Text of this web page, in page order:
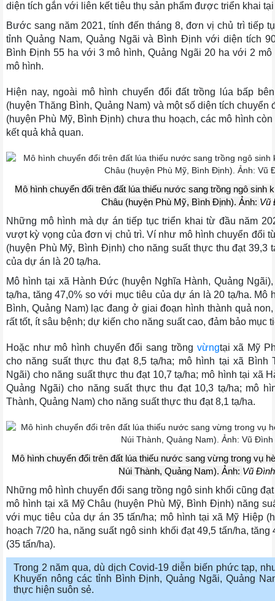
diện tích gắn với liên kết tiêu thụ sản phẩm được triển khai
Bước sang năm 2021, tính đến tháng 8, đơn vị chủ trì tiếp
tỉnh Quảng Nam, Quảng Ngãi và Bình Định với diện tích
Bình Định 55 ha với 3 mô hình, Quảng Ngãi 20 ha với 2
mô hình.
Hiện nay, ngoài mô hình chuyển đổi đất trồng lúa bấp
(huyện Thăng Bình, Quảng Nam) và một số diện tích chuyển
(huyện Phù Mỹ, Bình Định) chưa thu hoạch, các mô hình
kết quả khả quan.
Mô hình chuyển đổi trên đất lúa thiếu nước sang trồng ngô sinh
Châu (huyện Phù Mỹ, Bình Định). Ảnh: Vũ
Những mô hình mà dự án tiếp tục triển khai từ đầu năm
vượt kỳ vọng của đơn vị chủ trì. Ví như mô hình chuyển đổi
(huyện Phù Mỹ, Bình Định) cho năng suất thực thu đạt 39,3
của dự án là 20 tạ/ha.
Mô hình tại xã Hành Đức (huyện Nghĩa Hành, Quảng
tạ/ha, tăng 47,0% so với mục tiêu của dự án là 20 tạ/ha. Mô
Bình, Quảng Nam) lạc đang ở giai đoạn hình thành quả
rất tốt, ít sâu bệnh; dự kiến cho năng suất cao, đảm bảo mục
Hoặc như mô hình chuyển đổi sang trồng vừngtại xã Mỹ
cho năng suất thực thu đạt 8,5 tạ/ha; mô hình tại xã Bình
Ngãi) cho năng suất thực thu đạt 10,7 tạ/ha; mô hình tại xã
Quảng Ngãi) cho năng suất thực thu đạt 10,3 tạ/ha; mô
Thành, Quảng Nam) cho năng suất thực thu đạt 8,1 tạ/ha.
Mô hình chuyển đổi trên đất lúa thiếu nước sang vừng trong vụ
Núi Thành, Quảng Nam). Ảnh: Vũ
Những mô hình chuyển đổi sang trồng ngô sinh khối cũng
mô hình tại xã Mỹ Châu (huyện Phù Mỹ, Bình Định) năng
với mục tiêu của dự án 35 tấn/ha; mô hình tại xã Mỹ Hiệp
hoạch 7/20 ha, năng suất ngô sinh khối đạt 49,5 tấn/ha,
(35 tấn/ha).
Trong 2 năm qua, dù dịch Covid-19 diễn biến phức tạp,
Khuyến nông các tỉnh Bình Định, Quảng Ngãi, Quảng
thực hiện suôn sẻ.